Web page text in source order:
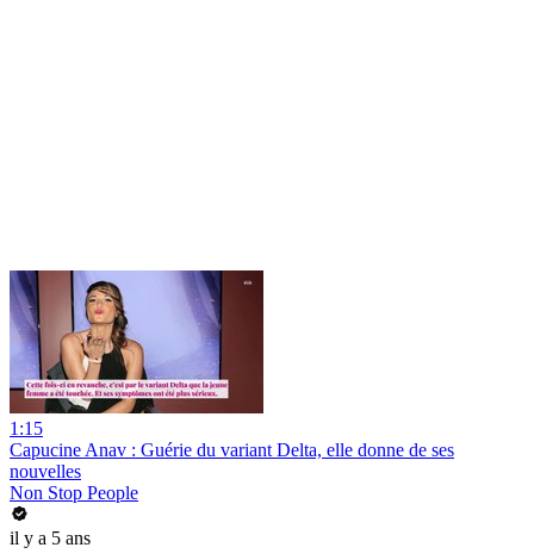
1:15
Capucine Anav : Guérie du variant Delta, elle donne de ses
nouvelles
Non Stop People
il y a 5 ans